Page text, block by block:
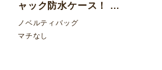
ャック防水ケース！ 透
明+カラー塩ビ マチなし
ノベルティバッグ
マチなし